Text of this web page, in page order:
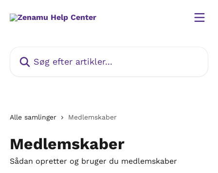
Alle samlinger Medlemskaber
Medlemskaber
Sådan opretter og bruger du medlemskaber